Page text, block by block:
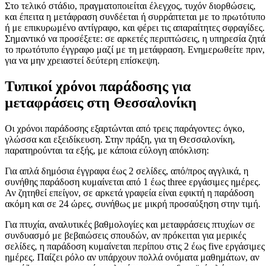
Στο τελικό στάδιο, πραγματοποιείται έλεγχος, τυχόν διορθώσεις,
και έπειτα η μετάφραση συνδέεται ή συρράπτεται με το πρωτότυπο
ή με επικυρωμένο αντίγραφο, και φέρει τις απαραίτητες σφραγίδες.
Σημαντικό να προσέξετε: σε αρκετές περιπτώσεις, η υπηρεσία ζητά
το πρωτότυπο έγγραφο μαζί με τη μετάφραση. Ενημερωθείτε πριν,
για να μην χρειαστεί δεύτερη επίσκεψη.
Τυπικοί χρόνοι παράδοσης για
μεταφράσεις στη Θεσσαλονίκη
Οι χρόνοι παράδοσης εξαρτώνται από τρεις παράγοντες: όγκο,
γλώσσα και εξειδίκευση. Στην πράξη, για τη Θεσσαλονίκη,
παρατηρούνται τα εξής, με κάποια εύλογη απόκλιση:
Για απλά δημόσια έγγραφα έως 2 σελίδες, από/προς αγγλικά, η
συνήθης παράδοση κυμαίνεται από 1 έως three εργάσιμες ημέρες.
Αν ζητηθεί επείγον, σε αρκετά γραφεία είναι εφικτή η παράδοση
ακόμη και σε 24 ώρες, συνήθως με μικρή προσαύξηση στην τιμή.
Για πτυχία, αναλυτικές βαθμολογίες και μεταφράσεις πτυχίων σε
συνδυασμό με βεβαιώσεις σπουδών, αν πρόκειται για μερικές
σελίδες, η παράδοση κυμαίνεται περίπου στις 2 έως five εργάσιμες
ημέρες. Παίζει ρόλο αν υπάρχουν πολλά ονόματα μαθημάτων, αν